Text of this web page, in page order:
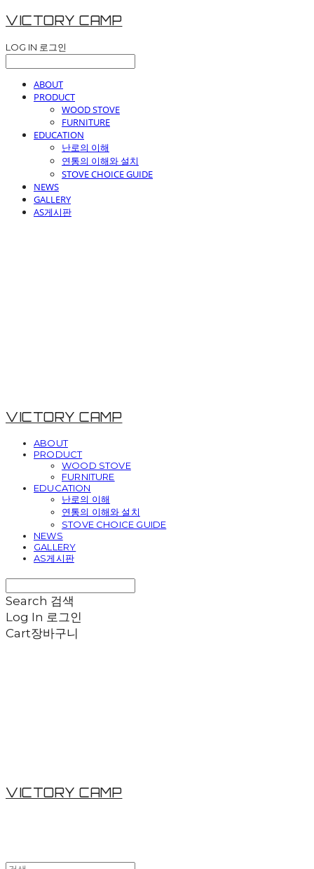
VICTORY CAMP
LOG IN 로그인
ABOUT
PRODUCT
WOOD STOVE
FURNITURE
EDUCATION
난로의 이해
연통의 이해와 설치
STOVE CHOICE GUIDE
NEWS
GALLERY
AS게시판
VICTORY CAMP
ABOUT
PRODUCT
WOOD STOVE
FURNITURE
EDUCATION
난로의 이해
연통의 이해와 설치
STOVE CHOICE GUIDE
NEWS
GALLERY
AS게시판
Search 검색
Log In 로그인
Cart장바구니
VICTORY CAMP